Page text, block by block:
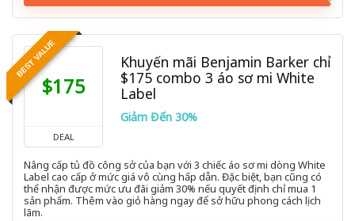
BEST VALUE
$175
DEAL
Khuyến mãi Benjamin Barker chỉ
$175 combo 3 áo sơ mi White
Label
Giảm Đến 30%
Nâng cấp tủ đồ công sở của bạn với 3 chiếc áo sơ mi dòng White
Label cao cấp ở mức giá vô cùng hấp dẫn. Đặc biệt, bạn cũng có
thể nhận được mức ưu đãi giảm 30% nếu quyết định chỉ mua 1
sản phẩm. Thêm vào giỏ hàng ngay để sở hữu phong cách lịch
lãm.